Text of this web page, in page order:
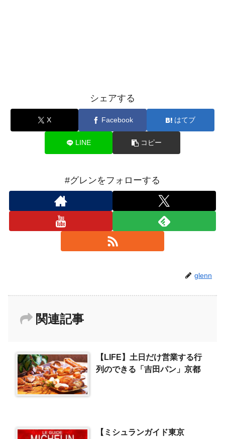
シェアする
X Facebook はてブ
LINE コピー
#グレンをフォローする
glenn
関連記事
【LIFE】土日だけ営業する行
列のできる「吉田パン」京都
【ミシュランガイド東京